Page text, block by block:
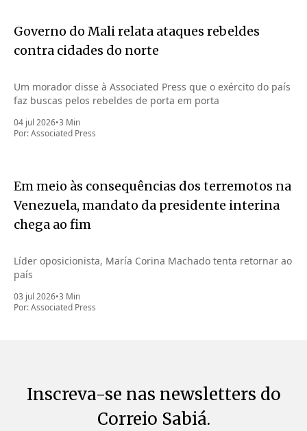
Governo do Mali relata ataques rebeldes
contra cidades do norte
Um morador disse à Associated Press que o exército do país
faz buscas pelos rebeldes de porta em porta
04 jul 2026•3 Min
Por:Associated Press
Em meio às consequências dos terremotos na
Venezuela, mandato da presidente interina
chega ao fim
Líder oposicionista, María Corina Machado tenta retornar ao
país
03 jul 2026•3 Min
Por:Associated Press
Inscreva-se nas newsletters do
Correio Sabiá.